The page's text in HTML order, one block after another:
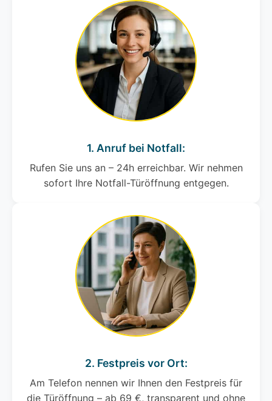
1. Anruf bei Notfall:
Rufen Sie uns an – 24h erreichbar. Wir nehmen
sofort Ihre Notfall-Türöffnung entgegen.
2. Festpreis vor Ort:
Am Telefon nennen wir Ihnen den Festpreis für
die Türöffnung – ab 69 €, transparent und ohne